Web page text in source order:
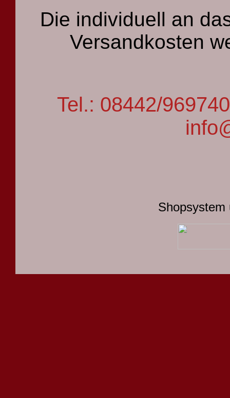
Die individuell an
Versandkosten
Tel.: 08442/